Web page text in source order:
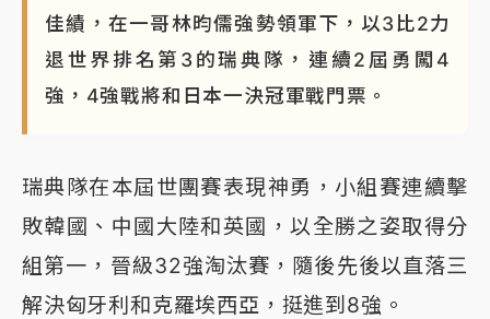
佳績，在一哥林昀儒強勢領軍下，以3比2力
退世界排名第3的瑞典隊，連續2屆勇闖4
強，4強戰將和日本一決冠軍戰門票。
瑞典隊在本屆世團賽表現神勇，小組賽連續擊
敗韓國、中國大陸和英國，以全勝之姿取得分
組第一，晉級32強淘汰賽，隨後先後以直落三
解決匈牙利和克羅埃西亞，挺進到8強。